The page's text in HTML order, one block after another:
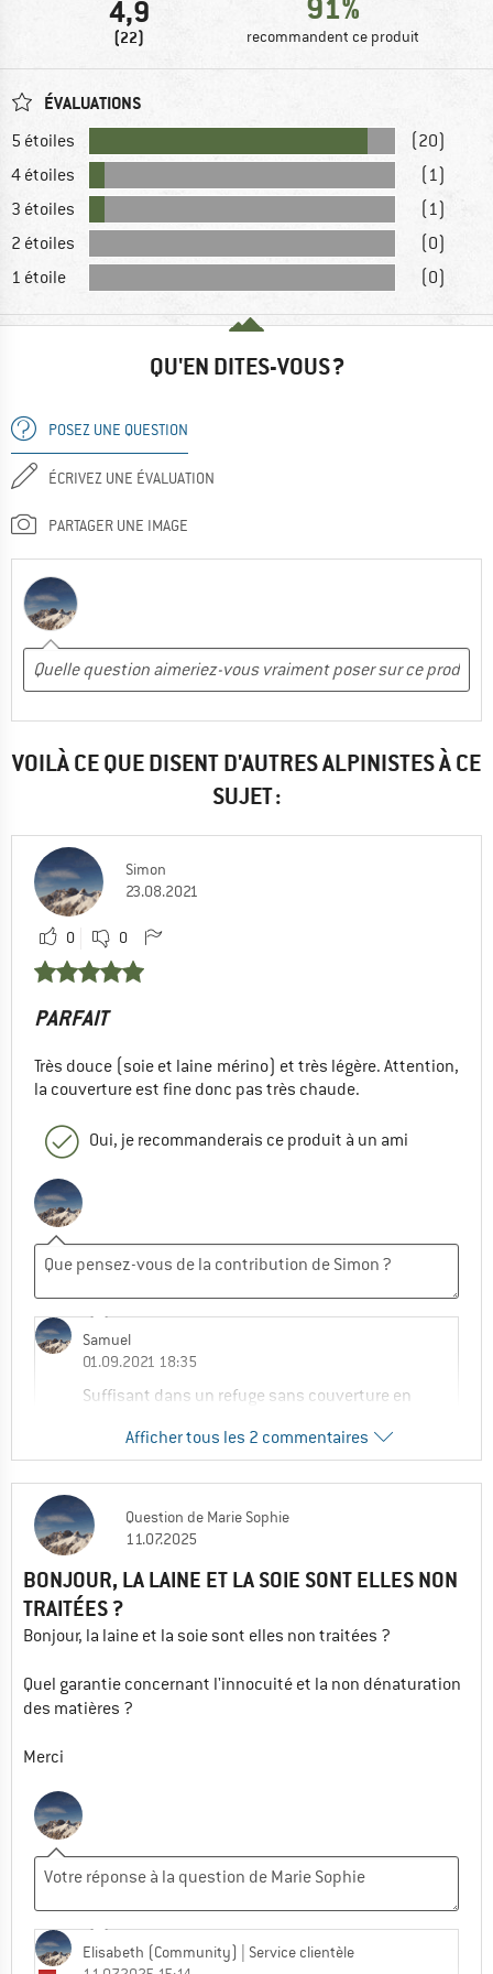
4,9
(22)
91%
recommandent ce produit
ÉVALUATIONS
5 étoiles
(20)
4 étoiles
(1)
3 étoiles
(1)
2 étoiles
(0)
1 étoile
(0)
QU'EN DITES-VOUS ?
POSEZ UNE QUESTION
ÉCRIVEZ UNE ÉVALUATION
PARTAGER UNE IMAGE
VOILÀ CE QUE DISENT D'AUTRES ALPINISTES À CE
SUJET :
Simon
23.08.2021
0 0
PARFAIT
Très douce (soie et laine mérino) et très légère. Attention,
la couverture est fine donc pas très chaude.
Oui, je recommanderais ce produit à un ami
Samuel
01.09.2021 18:35
Suffisant dans un refuge sans couverture en
0 0 Commenter
Samuel
01.09.2021 18:35
Suffisant dans un refuge sans couverture en
mode covid ?
Afficher tous les 2 commentaires
Question de Marie Sophie
11.07.2025
BONJOUR, LA LAINE ET LA SOIE SONT ELLES NON
TRAITÉES ?
Bonjour, la laine et la soie sont elles non traitées ?
Quel garantie concernant l'innocuité et la non dénaturation
des matières ?
Merci
Elisabeth (Community)
| Service clientèle